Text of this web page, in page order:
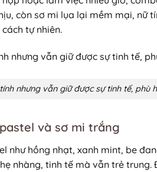
còn sơ mi lụa lại mềm mại, nữ
tự nhiên.
nhưng vẫn giữ được sự tinh tế, phù
và sơ mi trắng
như hồng nhạt, xanh mint, be
nhàng, tinh tế mà vẫn trẻ trung.